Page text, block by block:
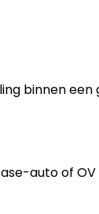
binnen een
auto of OV